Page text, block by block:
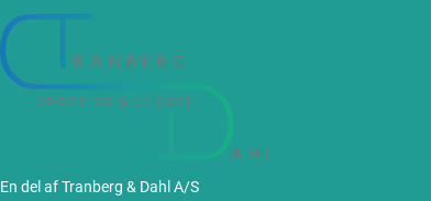
En del af Tranberg & Dahl A/S